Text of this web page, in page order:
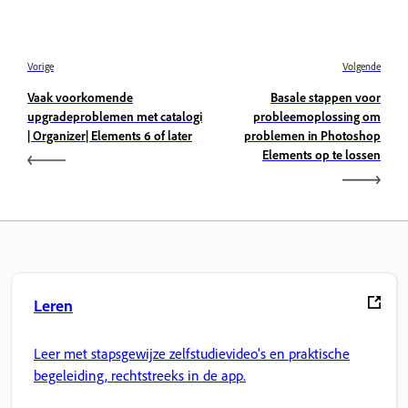
Vorige
Vaak voorkomende
upgradeproblemen met catalogi
| Organizer| Elements 6 of later
Volgende
Basale stappen voor
probleemoplossing om
problemen in Photoshop
Elements op te lossen
Leren
Leer met stapsgewijze zelfstudievideo's en praktische
begeleiding, rechtstreeks in de app.